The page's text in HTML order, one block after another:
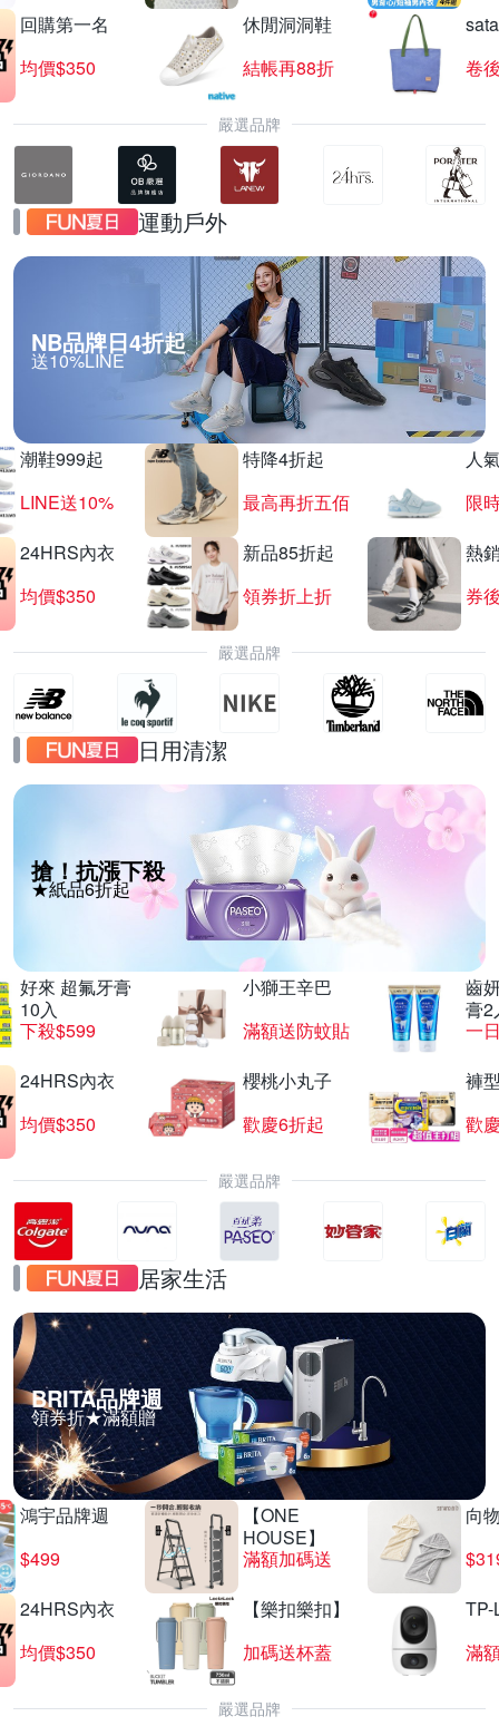
回購第一名
均價$350
休閒洞洞鞋
結帳再88折
卷
嚴選品牌
運動戶外
NB品牌日4折起
送10%LINE
潮鞋999起
LINE送10%
特降4折起
最高再折五佰
人
限
24HRS內衣
均價$350
新品85折起
領券折上折
熱
券
嚴選品牌
日用清潔
搶！抗漲下殺
★紙品6折起
好來 超氟牙膏
10入
下殺$599
小獅王辛巴
滿額送防蚊貼
齒
膏2
一
24HRS內衣
均價$350
櫻桃小丸子
歡慶6折起
褲
歡
嚴選品牌
居家生活
BRITA品牌週
領券折★滿額贈
鴻宇品牌週
$499
【ONE
HOUSE】
滿額加碼送
向
24HRS內衣
均價$350
【樂扣樂扣】
加碼送杯蓋
TP-
滿
嚴選品牌